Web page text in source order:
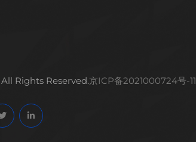
Rights Reserved.京ICP备2021000724号-11